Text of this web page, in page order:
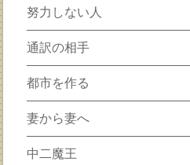
努力しない人
通訳の相手
都市を作る
妻から妻へ
中二魔王